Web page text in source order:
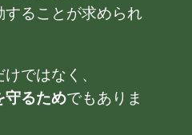
ることが求められ
ではなく、
守るためでもありま